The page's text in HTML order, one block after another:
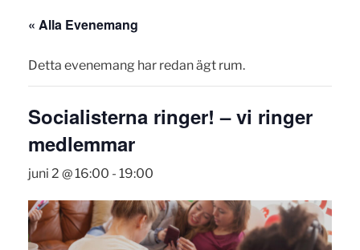
« Alla Evenemang
Detta evenemang har redan ägt rum.
Socialisterna ringer! – vi ringer
medlemmar
juni 2 @ 16:00 - 19:00